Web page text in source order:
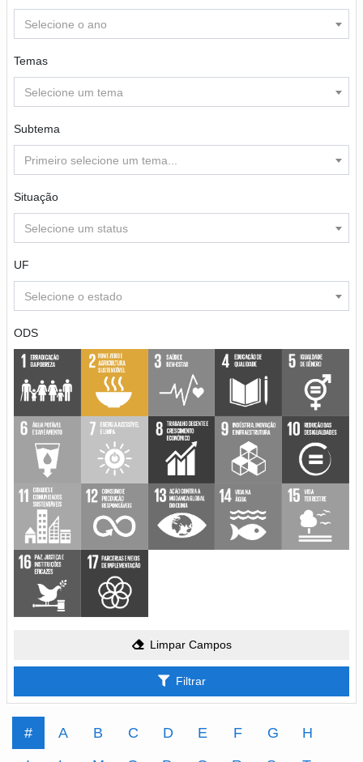
Selecione o ano
Temas
Selecione um tema
Subtema
Primeiro selecione um tema...
Situação
Selecione um status
UF
Selecione o estado
ODS
Limpar Campos
Filtrar
# A B C D E F G
H